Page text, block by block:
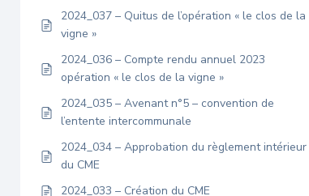
2024_037 – Quitus de l’opération « le clos de la
vigne »
2024_036 – Compte rendu annuel 2023
opération « le clos de la vigne »
2024_035 – Avenant n°5 – convention de
l’entente intercommunale
2024_034 – Approbation du règlement intérieur
du CME
2024_033 – Création du CME